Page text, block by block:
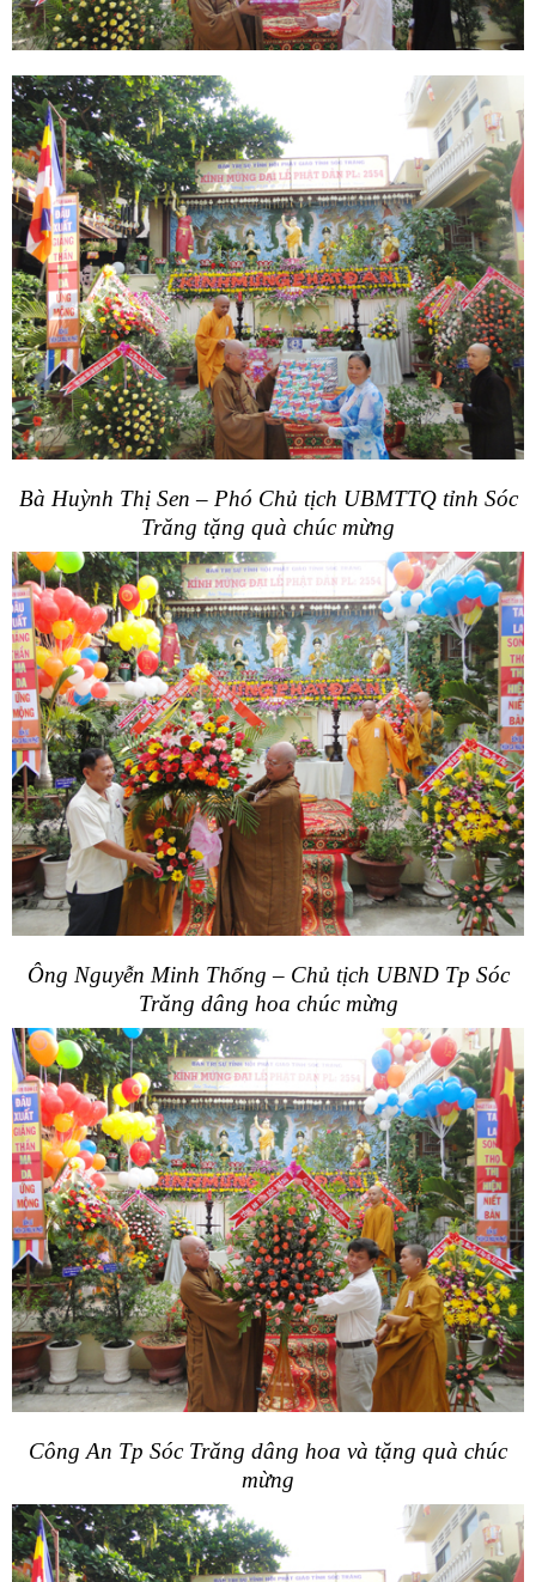
Bà Huỳnh Thị Sen – Phó Chủ tịch UBMTTQ tỉnh Sóc
Trăng tặng quà chúc mừng
Ông Nguyễn Minh Thống – Chủ tịch UBND Tp Sóc
Trăng dâng hoa chúc mừng
Công An Tp Sóc Trăng dâng hoa và tặng quà chúc
mừng